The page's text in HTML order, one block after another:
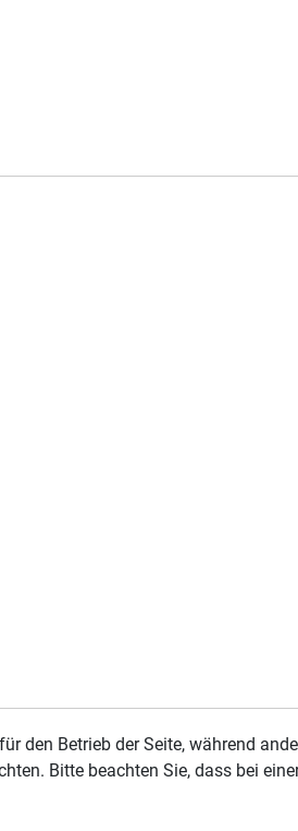
den Betrieb der Seite, während
Bitte beachten Sie, dass bei